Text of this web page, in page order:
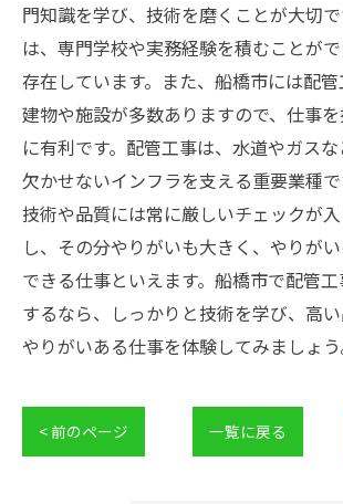
門知識を学び、技術を磨くことが大切
は、専門学校や実務経験を積むことが
存在しています。また、船橋市には配
建物や施設が多数ありますので、仕事
に有利です。配管工事は、水道やガス
欠かせないインフラを支える重要業種で
技術や品質には常に厳しいチェックが
し、その分やりがいも大きく、やりが
できる仕事といえます。船橋市で配管
するなら、しっかりと技術を学び、高い
やりがいある仕事を体験してみましょう
< 前のページ 一覧に戻る